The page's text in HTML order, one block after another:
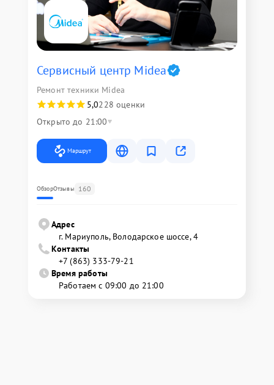
Сервисный центр Midea
Ремонт техники Midea
5,0228 оценки
Открыто до 21:00
Маршрут
ОбзорОтзывы 160
Адрес
г. Мариуполь, Володарское шоссе, 4
Контакты
+7 (863) 333-79-21
Время работы
Работаем с 09:00 до 21:00